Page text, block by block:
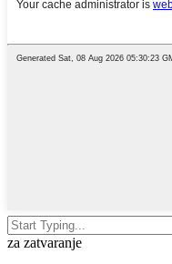
za zatvaranje